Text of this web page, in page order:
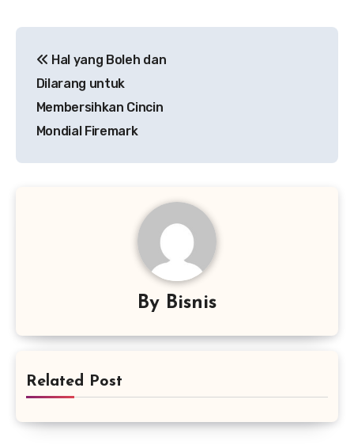
pos
Hal yang Boleh dan
Dilarang untuk
Membersihkan Cincin
Mondial Firemark
By Bisnis
Related Post